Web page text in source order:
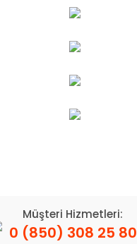
Müşteri Hizmetleri:
0 (850) 308 25 80